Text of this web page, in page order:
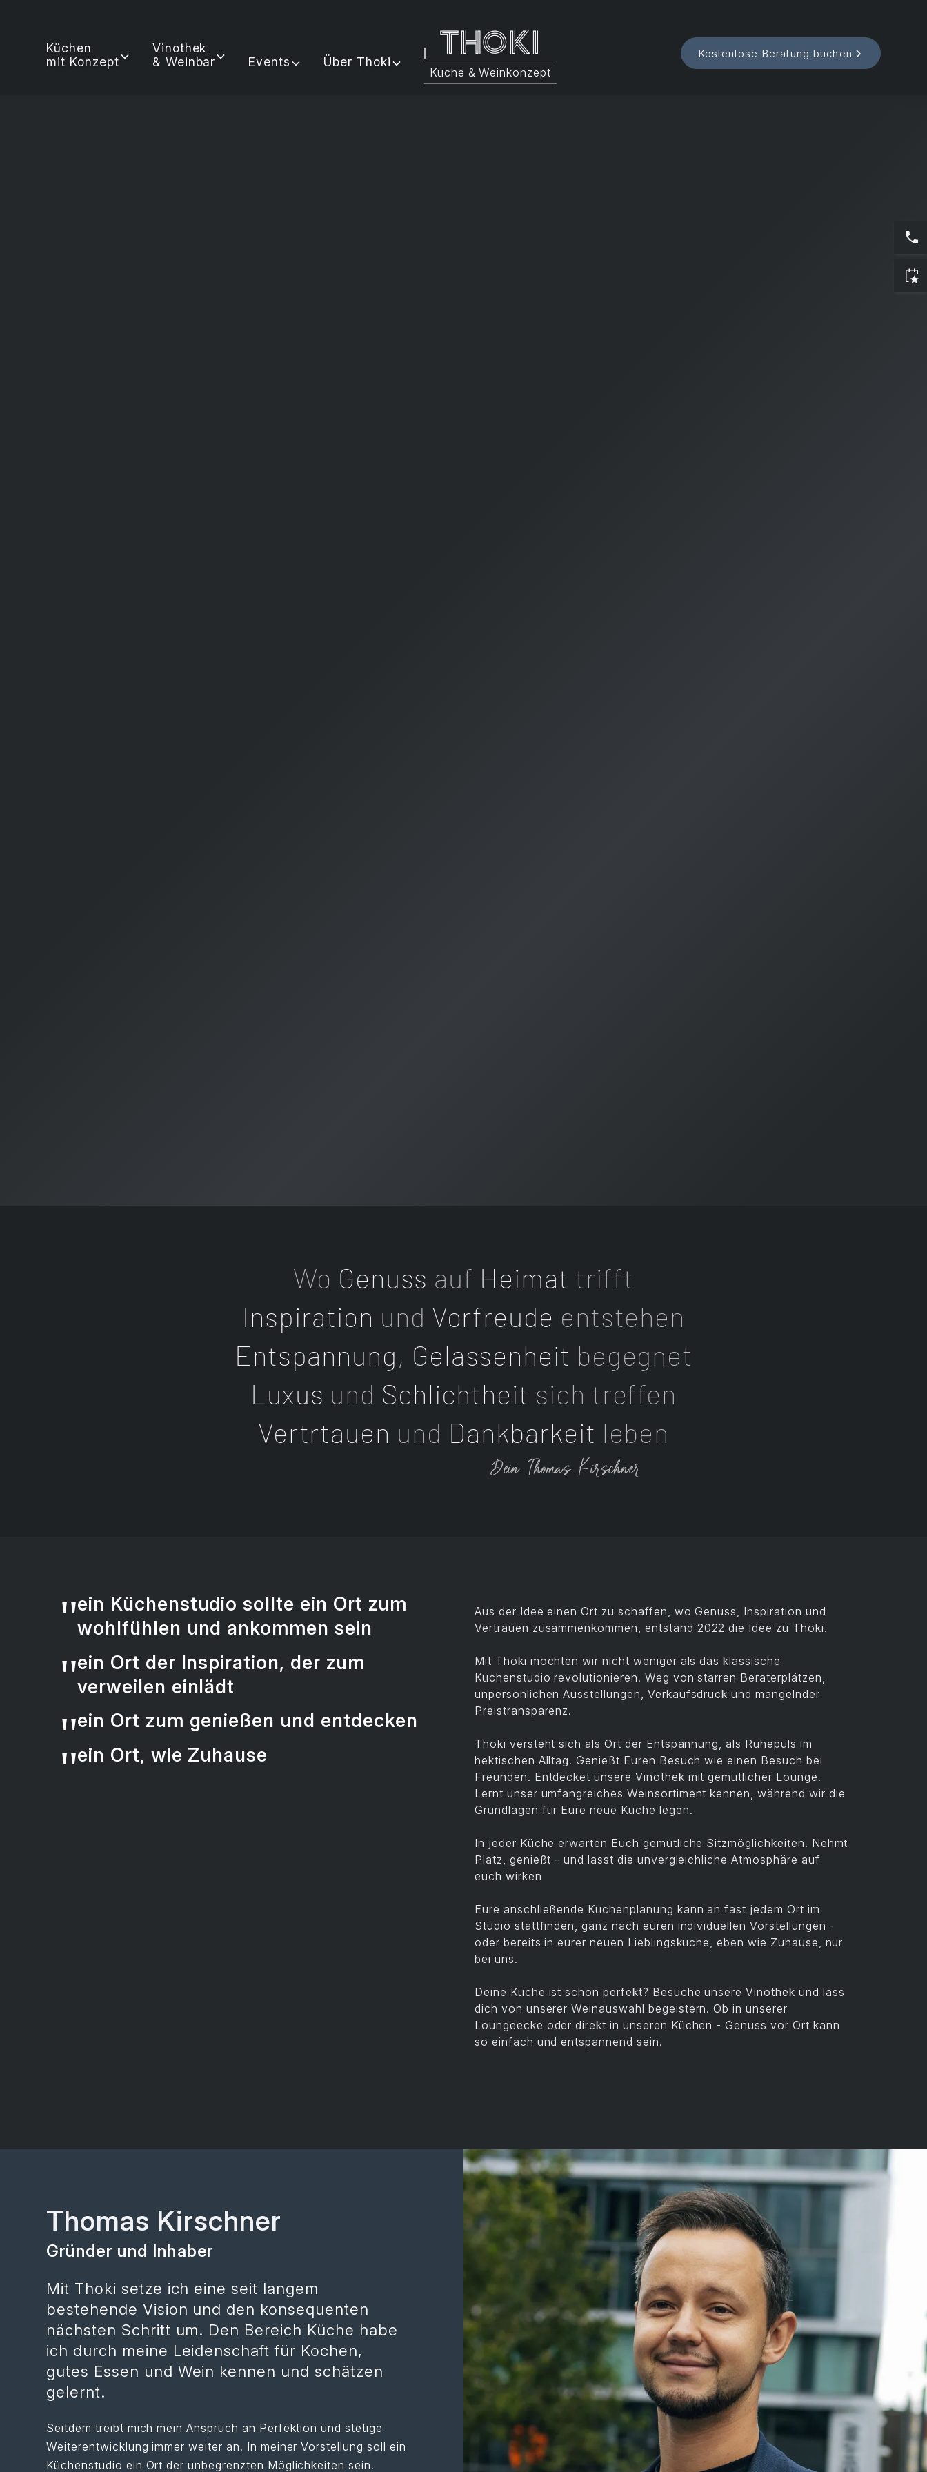
Küchen
mit Konzept
Vinothek
& Weinbar
Events Über Thoki Thoki
Küche & Weinkonzept
Kostenlose Beratung buchen
Wo Genuss auf Heimat trifft
Inspiration und Vorfreude entstehen
Entspannung , Gelassenheit begegnet
Luxus und Schlichtheit sich treffen
Vertrtauen und Dankbarkeit
leben
Dein Thomas Kirschner
"ein Küchenstudiosollte ein Ort zum
wohlfühlen und ankommensein
"ein Ort der Inspiration, der zum
verweilen einlädt
"ein Ort zum genießen und entdecken
"ein Ort, wie Zuhause
Aus der Idee einen Ort zu schaffen, wo Genuss, Inspiration und
Vertrauen zusammenkommen, entstand 2022 die Idee zu Thoki.
Mit Thoki möchten wir nicht weniger als das klassische
Küchenstudio revolutionieren. Weg von starren Beraterplätzen,
unpersönlichen Ausstellungen, Verkaufsdruck und mangelnder
Preistransparenz.
Thoki versteht sich als Ort der Entspannung, als Ruhepuls im
hektischen Alltag. Genießt Euren Besuch wie einen Besuch bei
Freunden. Entdecket unsere Vinothek mit gemütlicher Lounge.
Lernt unser umfangreiches Weinsortiment kennen, während wir die
Grundlagen für Eure neue Küche legen.
In jeder Küche erwarten Euch gemütliche Sitzmöglichkeiten. Nehmt
Platz, genießt - und lasst die unvergleichliche Atmosphäre auf
euch wirken
Eure anschließende Küchenplanung kann an fast jedem Ort im
Studio stattfinden, ganz nach euren individuellen Vorstellungen -
oder bereits in eurer neuen Lieblingsküche, eben wie Zuhause, nur
bei uns.
Deine Küche ist schon perfekt? Besuche unsere Vinothek und lass
dich von unserer Weinauswahl begeistern. Ob in unserer
Loungeecke oder direkt in unseren Küchen - Genuss vor Ort kann
so einfach und entspannend sein.
Thomas Kirschner
Gründer und Inhaber
Mit Thoki setze ich eine seit langem
bestehende Vision und den konsequenten
nächsten Schritt um. Den Bereich Küche habe
ich durch meine Leidenschaft für Kochen,
gutes Essen und Wein kennen und schätzen
gelernt.
Seitdem treibt mich mein Anspruch an Perfektion und stetige
Weiterentwicklung immer weiter an. In meiner Vorstellung soll ein
Küchenstudio ein Ort der unbegrenzten Möglichkeiten sein.